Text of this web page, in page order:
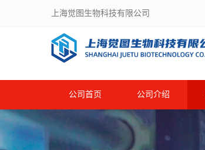
上海觉图生物科技有限公司
公司首页 公司介绍